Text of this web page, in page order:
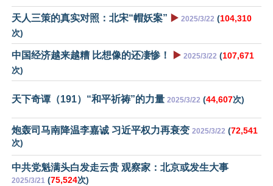
天人三策的真实对照：北宋“帽妖案” ▶️ 2025/3/22 (104,310
次)
中国经济越来越糟 比想像的还凄惨！ ▶️ 2025/3/22 (107,671
次)
天下奇谭（191）“和平祈祷”的力量 2025/3/22 (44,607次)
炮轰司马南降温李嘉诚 习近平权力再衰变 2025/3/22 (72,541
次)
中共党魁满头白发走云贵 观察家：北京或发生大事
2025/3/21 (75,524次)